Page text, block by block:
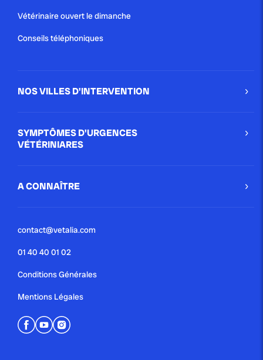
Vétérinaire ouvert le dimanche
Conseils téléphoniques
NOS VILLES D'INTERVENTION
SYMPTÔMES D'URGENCES
VÉTÉRINIARES
A CONNAÎTRE
contact@vetalia.com
01 40 40 01 02
Conditions Générales
Mentions Légales